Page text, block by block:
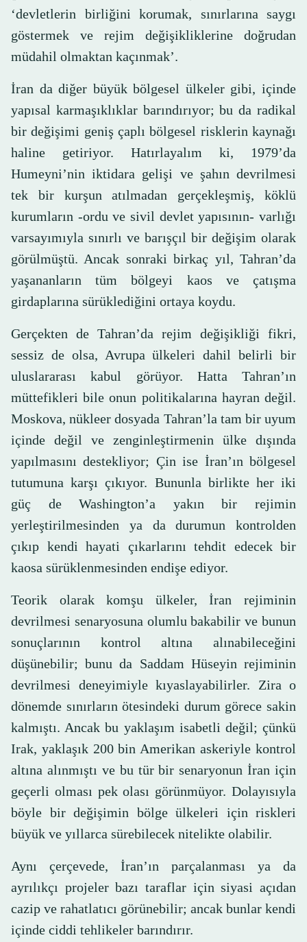
‘devletlerin birliğini korumak, sınırlarına saygı
göstermek ve rejim değişikliklerine doğrudan
müdahil olmaktan kaçınmak’.
İran da diğer büyük bölgesel ülkeler gibi, içinde
yapısal karmaşıklıklar barındırıyor; bu da radikal
bir değişimi geniş çaplı bölgesel risklerin kaynağı
haline getiriyor. Hatırlayalım ki, 1979’da
Humeyni’nin iktidara gelişi ve şahın devrilmesi
tek bir kurşun atılmadan gerçekleşmiş, köklü
kurumların -ordu ve sivil devlet yapısının- varlığı
varsayımıyla sınırlı ve barışçıl bir değişim olarak
görülmüştü. Ancak sonraki birkaç yıl, Tahran’da
yaşananların tüm bölgeyi kaos ve çatışma
girdaplarına sürüklediğini ortaya koydu.
Gerçekten de Tahran’da rejim değişikliği fikri,
sessiz de olsa, Avrupa ülkeleri dahil belirli bir
uluslararası kabul görüyor. Hatta Tahran’ın
müttefikleri bile onun politikalarına hayran değil.
Moskova, nükleer dosyada Tahran’la tam bir uyum
içinde değil ve zenginleştirmenin ülke dışında
yapılmasını destekliyor; Çin ise İran’ın bölgesel
tutumuna karşı çıkıyor. Bununla birlikte her iki
güç de Washington’a yakın bir rejimin
yerleştirilmesinden ya da durumun kontrolden
çıkıp kendi hayati çıkarlarını tehdit edecek bir
kaosa sürüklenmesinden endişe ediyor.
Teorik olarak komşu ülkeler, İran rejiminin
devrilmesi senaryosuna olumlu bakabilir ve bunun
sonuçlarının kontrol altına alınabileceğini
düşünebilir; bunu da Saddam Hüseyin rejiminin
devrilmesi deneyimiyle kıyaslayabilirler. Zira o
dönemde sınırların ötesindeki durum görece sakin
kalmıştı. Ancak bu yaklaşım isabetli değil; çünkü
Irak, yaklaşık 200 bin Amerikan askeriyle kontrol
altına alınmıştı ve bu tür bir senaryonun İran için
geçerli olması pek olası görünmüyor. Dolayısıyla
böyle bir değişimin bölge ülkeleri için riskleri
büyük ve yıllarca sürebilecek nitelikte olabilir.
Aynı çerçevede, İran’ın parçalanması ya da
ayrılıkçı projeler bazı taraflar için siyasi açıdan
cazip ve rahatlatıcı görünebilir; ancak bunlar kendi
içinde ciddi tehlikeler barındırır.